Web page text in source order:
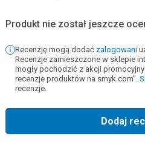
Produkt nie został jeszcze
Recenzję mogą dodać zalogowani
Recenzje zamieszczone w sklepie
mogły pochodzić z akcji
recenzje produktów na smyk.com".
recenzje.
Dodaj